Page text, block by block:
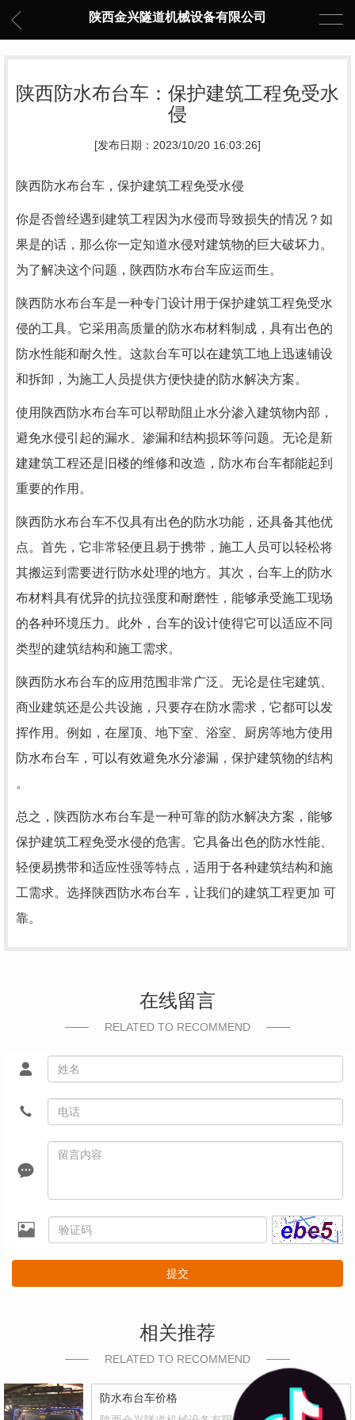
陕西金兴隧道机械设备有限公司
陕西防水布台车：保护建筑工程免受水
侵
[发布日期：2023/10/20 16:03:26]
陕西防水布台车，保护建筑工程免受水侵
你是否曾经遇到建筑工程因为水侵而导致损失的情况？如
果是的话，那么你一定知道水侵对建筑物的巨大破坏力。
为了解决这个问题，陕西防水布台车应运而生。
陕西防水布台车是一种专门设计用于保护建筑工程免受水
侵的工具。它采用高质量的防水布材料制成，具有出色的
防水性能和耐久性。这款台车可以在建筑工地上迅速铺设
和拆卸，为施工人员提供方便快捷的防水解决方案。
使用陕西防水布台车可以帮助阻止水分渗入建筑物内部，
避免水侵引起的漏水、渗漏和结构损坏等问题。无论是新
建建筑工程还是旧楼的维修和改造，防水布台车都能起到
重要的作用。
陕西防水布台车不仅具有出色的防水功能，还具备其他优
点。首先，它非常轻便且易于携带，施工人员可以轻松将
其搬运到需要进行防水处理的地方。其次，台车上的防水
布材料具有优异的抗拉强度和耐磨性，能够承受施工现场
的各种环境压力。此外，台车的设计使得它可以适应不同
类型的建筑结构和施工需求。
陕西防水布台车的应用范围非常广泛。无论是住宅建筑、
商业建筑还是公共设施，只要存在防水需求，它都可以发
挥作用。例如，在屋顶、地下室、浴室、厨房等地方使用
防水布台车，可以有效避免水分渗漏，保护建筑物的结构
。
总之，陕西防水布台车是一种可靠的防水解决方案，能够
保护建筑工程免受水侵的危害。它具备出色的防水性能、
轻便易携带和适应性强等特点，适用于各种建筑结构和施
工需求。选择陕西防水布台车，让我们的建筑工程更加 可
靠。
在线留言
RELATED TO RECOMMEND
提交
相关推荐
RELATED TO RECOMMEND
防水布台车价格